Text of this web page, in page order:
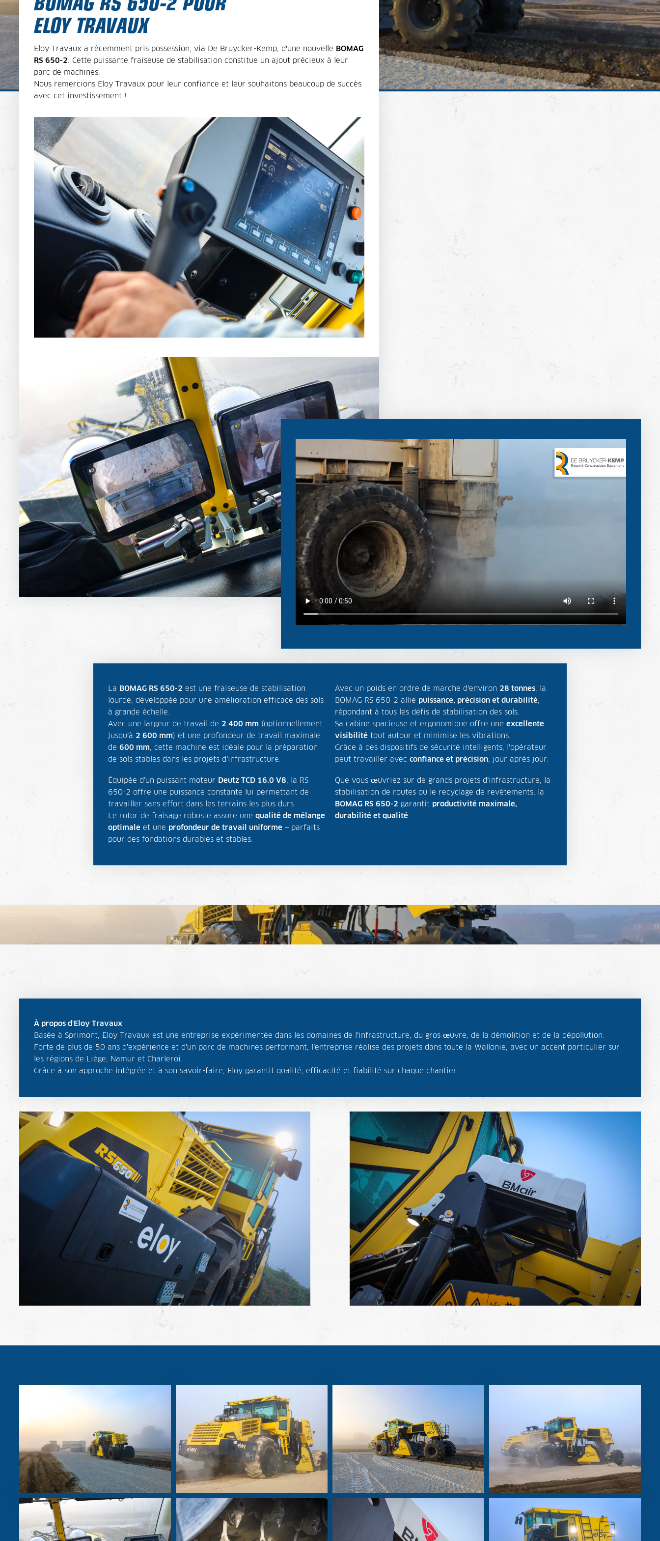
ELOY TRAVAUX
Eloy Travaux a récemment pris possession, via De Bruycker-Kemp, d’une nouvelle BOMAG
RS 650-2. Cette puissante fraiseuse de stabilisation constitue un ajout précieux à leur
parc de machines.
Nous remercions Eloy Travaux pour leur confiance et leur souhaitons beaucoup de succès
avec cet investissement !
La BOMAG RS 650-2 est une fraiseuse de stabilisation
lourde, développée pour une amélioration efficace des sols
à grande échelle.
Avec une largeur de travail de 2 400 mm (optionnellement
jusqu’à 2 600 mm) et une profondeur de travail maximale
de 600 mm, cette machine est idéale pour la préparation
de sols stables dans les projets d’infrastructure.
Équipée d’un puissant moteur Deutz TCD 16.0 V8 , la RS
650-2 offre une puissance constante lui permettant de
travailler sans effort dans les terrains les plus durs.
Le rotor de fraisage robuste assure une qualité de mélange
optimale et une profondeur de travail uniforme – parfaits
pour des fondations durables et stables.
Avec un poids en ordre de marche d’environ 28 tonnes, la
BOMAG RS 650-2 allie puissance, précision et durabilité,
répondant à tous les défis de stabilisation des sols.
Sa cabine spacieuse et ergonomique offre une excellente
visibilité tout autour et minimise les vibrations.
Grâce à des dispositifs de sécurité intelligents, l’opérateur
peut travailler avec confiance et précision, jour après jour.
Que vous œuvriez sur de grands projets d’infrastructure, la
stabilisation de routes ou le recyclage de revêtements, la
BOMAG RS 650-2 garantit productivité maximale,
durabilité et qualité
À propos d’Eloy Travaux
Basée à Sprimont, Eloy Travaux est une entreprise expérimentée dans les domaines de l’infrastructure, du gros œuvre, de la démolition et de la dépollution.
Forte de plus de 50 ans d’expérience et d’un parc de machines performant, l’entreprise réalise des projets dans toute la Wallonie, avec un accent particulier sur
les régions de Liège, Namur et Charleroi.
Grâce à son approche intégrée et à son savoir-faire, Eloy garantit qualité, efficacité et fiabilité sur chaque chantier.